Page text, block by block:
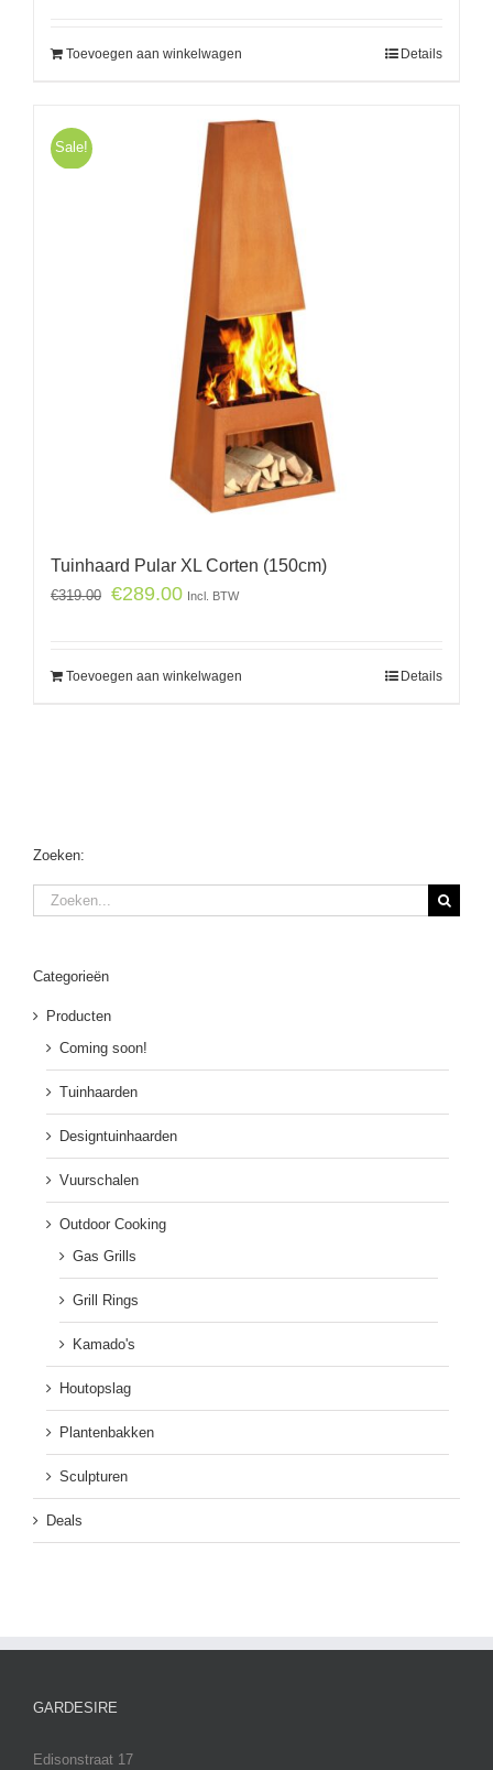
Toevoegen aan winkelwagen Details
Sale!
Tuinhaard Pular XL Corten (150cm)
€319.00 €289.00 Incl. BTW
Toevoegen aan winkelwagen Details
Zoeken:
Zoeken
naar:
Categorieën
Producten
Coming soon!
Tuinhaarden
Designtuinhaarden
Vuurschalen
Outdoor Cooking
Gas Grills
Grill Rings
Kamado's
Houtopslag
Plantenbakken
Sculpturen
Deals
GARDESIRE
Edisonstraat 17